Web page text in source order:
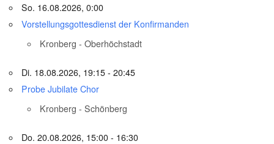
So. 16.08.2026, 0:00
Vorstellungsgottesdienst der Konfirmanden
Kronberg - Oberhöchstadt
Di. 18.08.2026, 19:15 - 20:45
Probe Jubilate Chor
Kronberg - Schönberg
Do. 20.08.2026, 15:00 - 16:30